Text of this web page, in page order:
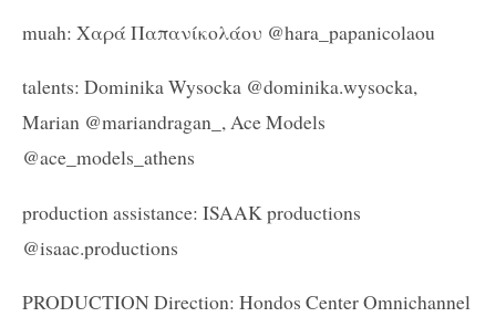
muah: Χαρά Παπανίκολάου @hara papanicolaou
talents: Dominika Wysocka @dominika.wysocka,
Marian @mariandragan_, Ace Models
@ace_models_athens
production assistance: ISAAK productions
@isaac.productions
PRODUCTION Direction: Hondos Center Omnichannel